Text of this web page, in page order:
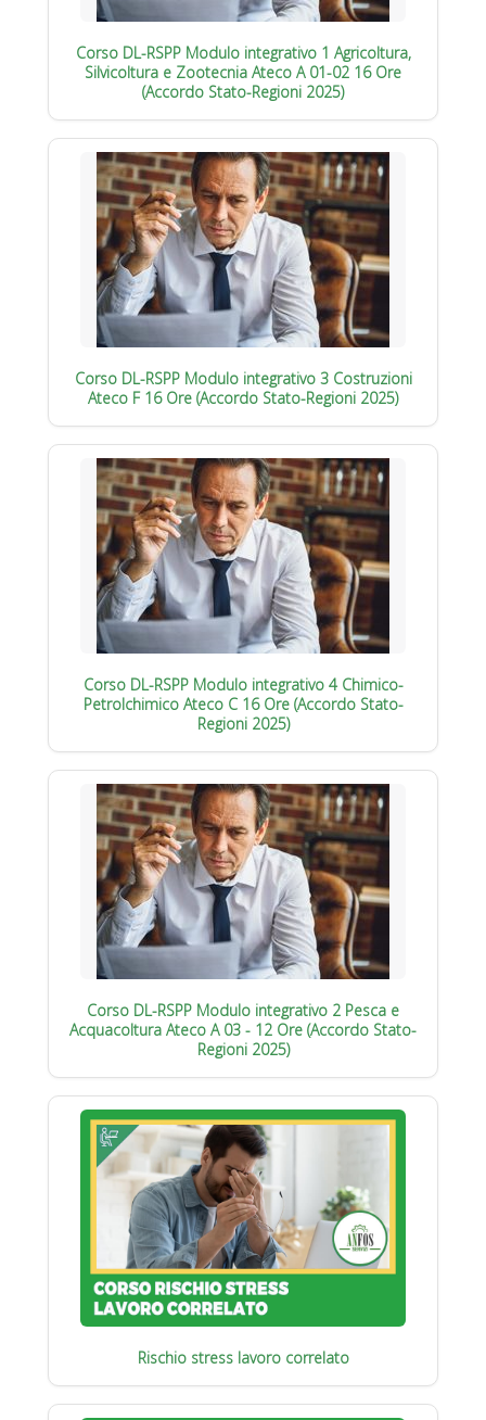
Corso DL-RSPP Modulo integrativo 1 Agricoltura,
Silvicoltura e Zootecnia Ateco A 01-02 16 Ore
(Accordo Stato-Regioni 2025)
Corso DL-RSPP Modulo integrativo 3 Costruzioni
Ateco F 16 Ore (Accordo Stato-Regioni 2025)
Corso DL-RSPP Modulo integrativo 4 Chimico-
Petrolchimico Ateco C 16 Ore (Accordo Stato-
Regioni 2025)
Corso DL-RSPP Modulo integrativo 2 Pesca e
Acquacoltura Ateco A 03 - 12 Ore (Accordo Stato-
Regioni 2025)
Rischio stress lavoro correlato